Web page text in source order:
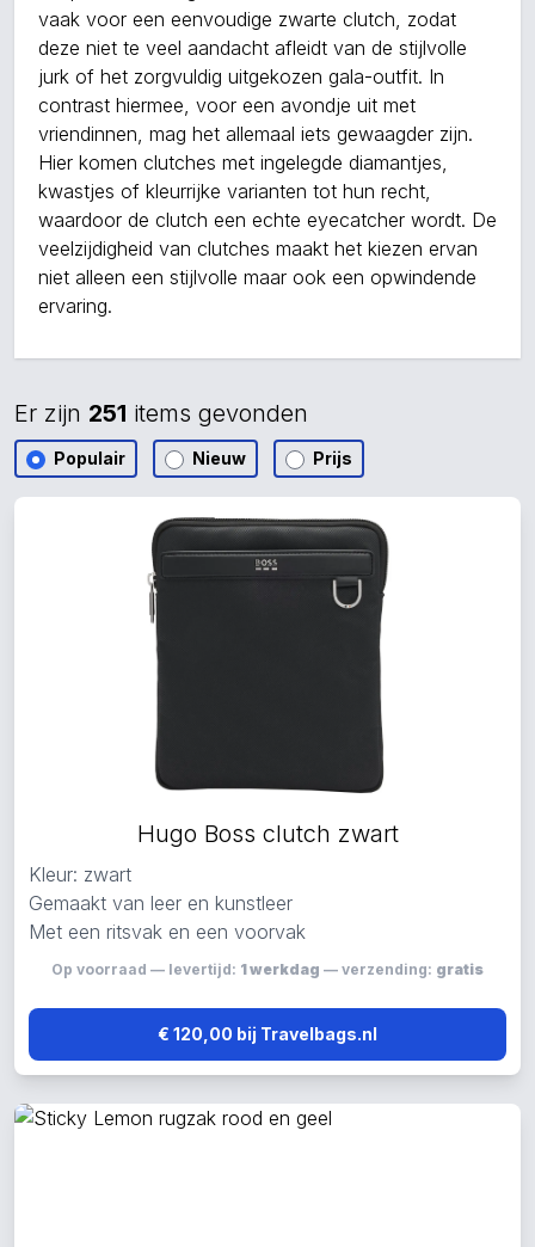
vaak voor een eenvoudige zwarte clutch, zodat
deze niet te veel aandacht afleidt van de stijlvolle
jurk of het zorgvuldig uitgekozen gala-outfit. In
contrast hiermee, voor een avondje uit met
vriendinnen, mag het allemaal iets gewaagder zijn.
Hier komen clutches met ingelegde diamantjes,
kwastjes of kleurrijke varianten tot hun recht,
waardoor de clutch een echte eyecatcher wordt. De
veelzijdigheid van clutches maakt het kiezen ervan
niet alleen een stijlvolle maar ook een opwindende
ervaring.
Er zijn 251 items gevonden
Populair Nieuw Prijs
Hugo Boss clutch zwart
Kleur: zwart
Gemaakt van leer en kunstleer
Met een ritsvak en een voorvak
Op voorraad — levertijd: 1 werkdag — verzending: gratis
€ 120,00 bij Travelbags.nl